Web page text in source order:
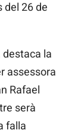
del 26 de
la
assessora
Rafael
serà
falla